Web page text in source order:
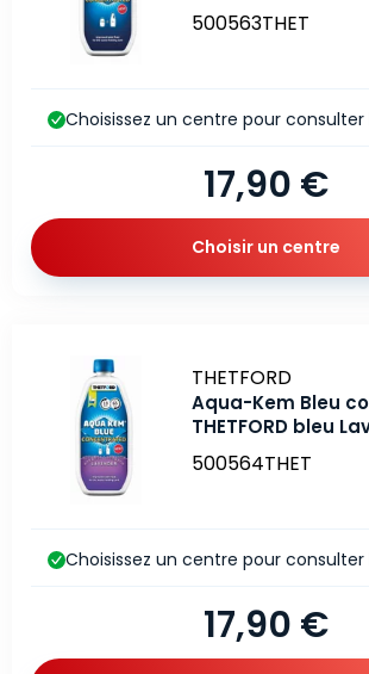
500563THET
17,90 €
Choisissez un centre pour consulter
Choisir un centre
Marque
THETFORD
Aqua-Kem Bleu
THETFORD bleu
500564THET
17,90 €
Choisissez un centre pour consulter